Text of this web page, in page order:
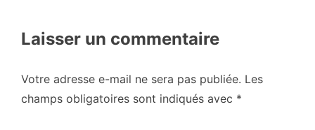
Laisser un commentaire
Votre adresse e-mail ne sera pas publiée. Les
champs obligatoires sont indiqués avec *